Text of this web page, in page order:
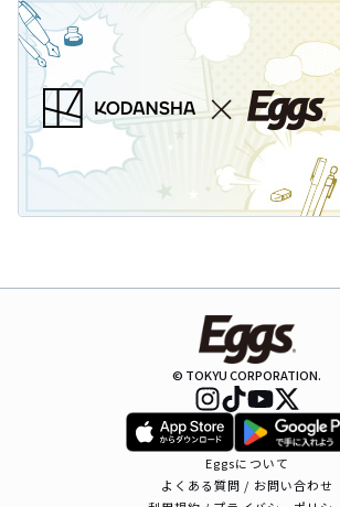
© TOKYU CORPORATION.
Eggsについて
よくある質問 / お問い合わせ